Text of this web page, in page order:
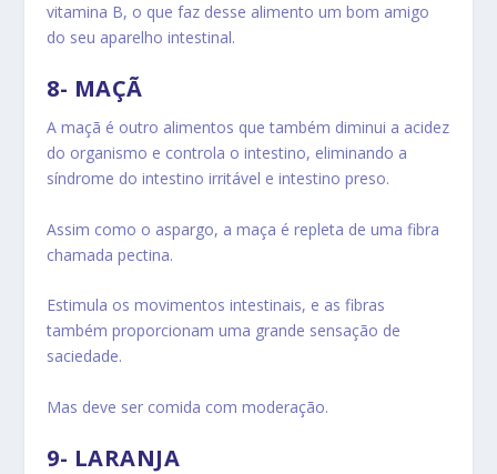
vitamina B, o que faz desse alimento um bom amigo
do seu aparelho intestinal.
8- MAÇÃ
A maçã é outro alimentos que também diminui a acidez
do organismo e controla o intestino, eliminando a
síndrome do intestino irritável e intestino preso.
Assim como o aspargo, a maça é repleta de uma fibra
chamada pectina.
Estimula os movimentos intestinais, e as fibras
também proporcionam uma grande sensação de
saciedade.
Mas deve ser comida com moderação.
9- LARANJA